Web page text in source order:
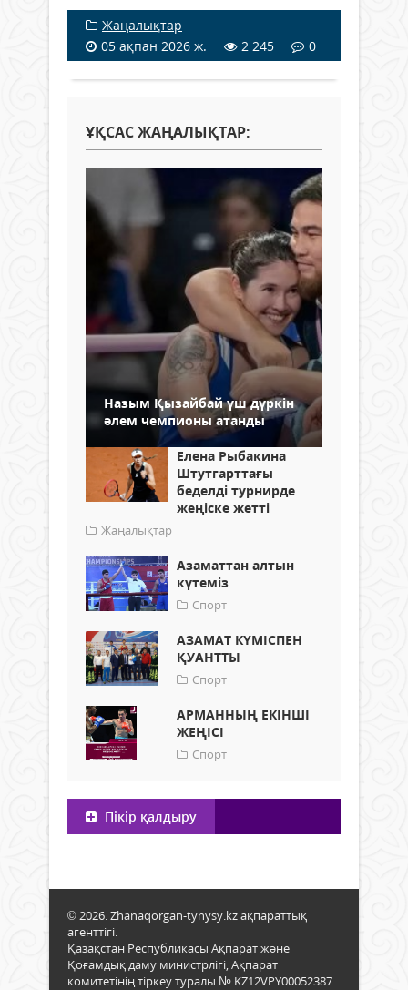
Жаңалықтар
05 ақпан 2026 ж.
2 245 0
ҰҚСАС ЖАҢАЛЫҚТАР:
Назым Қызайбай үш дүркін
әлем чемпионы атанды
Елена Рыбакина
Штутгарттағы
беделді турнирде
жеңіске жетті
Жаңалықтар
Азаматтан алтын
күтеміз
Спорт
АЗАМАТ КҮМІСПЕН
ҚУАНТТЫ
Спорт
АРМАННЫҢ ЕКІНШІ
ЖЕҢІСІ
Спорт
Пікір қалдыру
© 2026. Zhanaqorgan-tynysy.kz ақпараттық
агенттігі.
Қазақстан Республикасы Ақпарат және
Қоғамдық даму министрлігі, Ақпарат
комитетінің тіркеу туралы № KZ12VPY00052387